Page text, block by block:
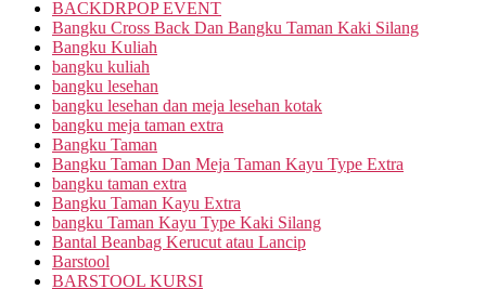
BACKDRPOP EVENT
Bangku Cross Back Dan Bangku Taman Kaki Silang
Bangku Kuliah
bangku kuliah
bangku lesehan
bangku lesehan dan meja lesehan kotak
bangku meja taman extra
Bangku Taman
Bangku Taman Dan Meja Taman Kayu Type Extra
bangku taman extra
Bangku Taman Kayu Extra
bangku Taman Kayu Type Kaki Silang
Bantal Beanbag Kerucut atau Lancip
Barstool
BARSTOOL KURSI